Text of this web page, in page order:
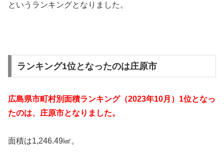
というランキングとなりました。
ランキング1位となったのは庄原市
広島県市町村別面積ランキング（2023年10月）1位となっ
たのは、庄原市となりました。
面積は1,246.49㎢。